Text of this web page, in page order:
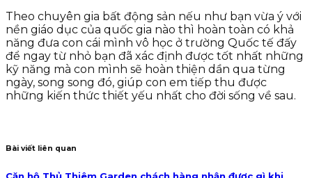
Theo chuyên gia bất động sản nếu như bạn vừa ý với
nền giáo dục của quốc gia nào thì hoàn toàn có khả
năng đưa con cái mình vô học ở trường Quốc tế đấy
để ngay từ nhỏ bạn đã xác định được tốt nhất những
kỹ năng mà con mình sẽ hoàn thiện dần qua từng
ngày, song song đó, giúp con em tiếp thu được
những kiến thức thiết yếu nhất cho đời sống về sau.
Bài viết liên quan